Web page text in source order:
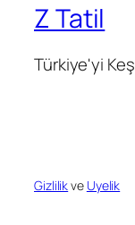
Z Tatil
Türkiye'yi
Gizlilikve Uyelik